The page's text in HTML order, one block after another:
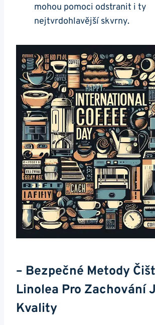
mohou pomoci odstranit i ty
nejtvrdohlavější skvrny.
– Bezpečné Metody
Linolea Pro Zachování
Kvality